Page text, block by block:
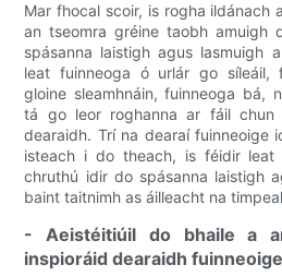
Mar fhocal scoir, is rogha ildánach
an tseomra gréine taobh amuigh
spásanna laistigh agus lasmuigh
leat fuinneoga ó urlár go síleáil,
gloine sleamhnáin, fuinneoga bá,
tá go leor roghanna ar fáil chun
dearaidh. Trí na dearaí fuinneoige
isteach i do theach, is féidir leat
chruthú idir do spásanna laistigh
baint taitnimh as áilleacht na
- Aeistéitiúil do bhaile a
inspioráid dearaidh fuinneoige